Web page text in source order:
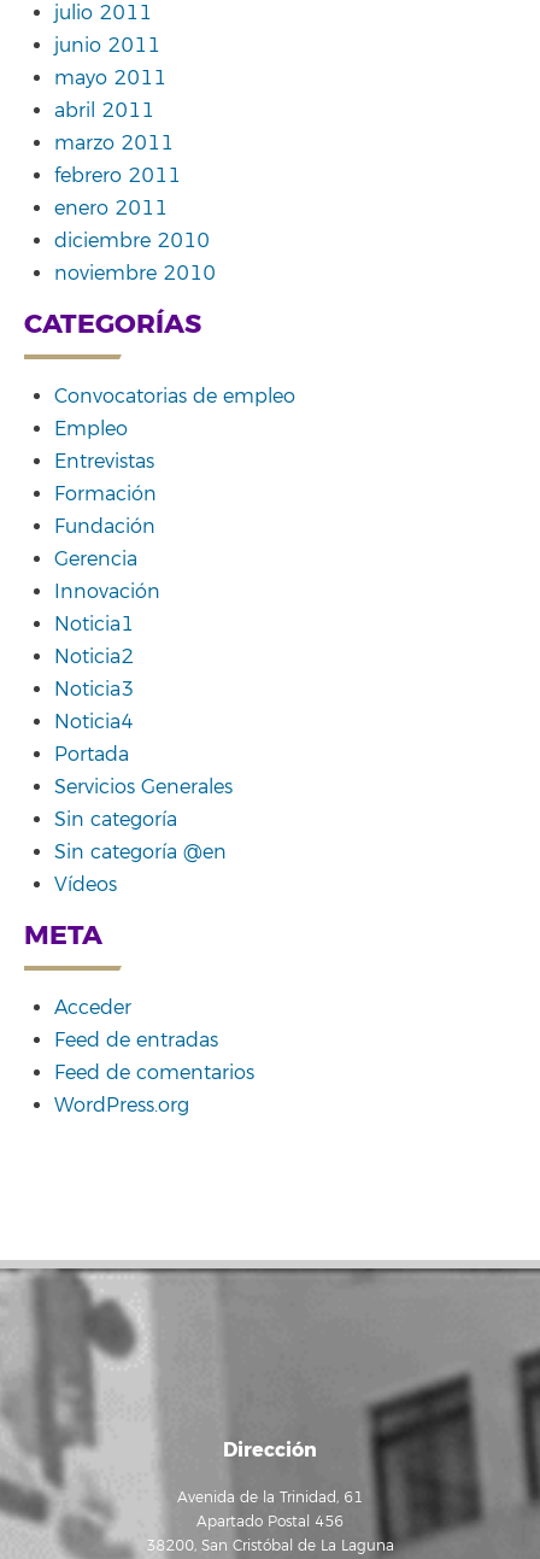
julio 2011
junio 2011
mayo 2011
abril 2011
marzo 2011
febrero 2011
enero 2011
diciembre 2010
noviembre 2010
CATEGORÍAS
Convocatorias de empleo
Empleo
Entrevistas
Formación
Fundación
Gerencia
Innovación
Noticia1
Noticia2
Noticia3
Noticia4
Portada
Servicios Generales
Sin categoría
Sin categoría @en
Vídeos
META
Acceder
Feed de entradas
Feed de comentarios
WordPress.org
Dirección
Avenida de la Trinidad, 61
Apartado Postal 456
38200, San Cristóbal de La Laguna